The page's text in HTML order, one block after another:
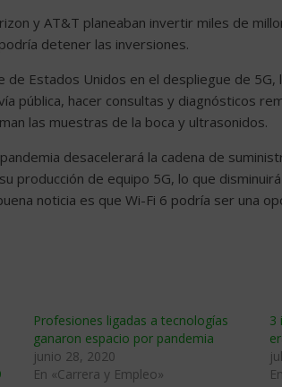
y AT&T planeaban invertir miles de
detener las inversiones.
de Estados Unidos en el despliegue de
pública, hacer consultas y diagnósticos
las muestras de la boca y ultrasonidos.
desacelerará la cadena de
producción de equipo 5G, lo que
noticia es que Wi-Fi 6 podría ser una
Profesiones ligadas a tecnologías
ganaron espacio por pandemia
junio 28, 2020
En «Carrera y Empleo»
3